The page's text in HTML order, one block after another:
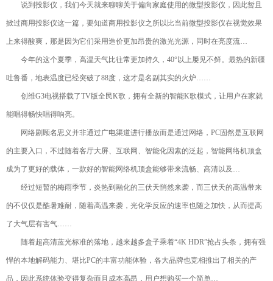
说到投影仪，我们今天就来聊聊关于偏向家庭使用的微型投影仪，因此暂且
掀过商用投影仪这一篇，要知道商用投影仪之所以比当前微型投影仪在视觉效果
上来得酸爽，那是因为它们采用造价更加昂贵的激光光源，同时在亮度流…
今年的这个夏季，高温天气比往常更加持久，40°以上屡见不鲜。最热的新疆
吐鲁番，地表温度已经突破了88度，这才是名副其实的火炉……
创维G3电视搭载了TV版全民K歌，拥有全新的智能K歌模式，让用户在家就
能唱得畅快唱得响亮。
网络剧顾名思义并非通过广电渠道进行播放而是通过网络，PC固然是互联网
的主要入口，不过随着客厅大屏、互联网、智能化因素的泛起，智能网络机顶盒
成为了更好的载体，一款好的智能网络机顶盒能够带来流畅、高清以及…
经过短暂的梅雨季节，炎热到融化的三伏天悄然来袭，而三伏天的高温带来
的不仅仅是酷暑难耐，随着高温来袭，光化学反应的速率也随之加快，从而提高
了大气层有害气……
随着超高清蓝光标准的落地，越来越多盒子乘着“4K HDR”抢占头条，拥有强
悍的本地解码能力、堪比PC的丰富功能体验，各大品牌也竞相推出了相关的产
品，因此系统体验变得复杂而且成本高昂，用户想购买一个简单…